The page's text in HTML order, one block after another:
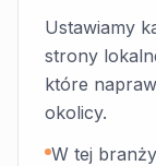
Ustawiamy
strony
które
okolicy.
W tej